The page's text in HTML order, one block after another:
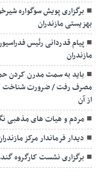
برگزاری پویش سوگواره
بهزیستی مازندران
پیام قدردانی رئیس
مازندران
باید به سمت مدرن کردن
مصرف رفت / ضرورت شناخت
از آن
مردم و هیات های مذهبی
دیدار فرماندار مرکز
برگزاری نشست کارگروه